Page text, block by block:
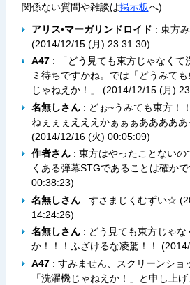
関係ない質問や雑談は掲示板へ)
アリス•マーガリンドロイド : 東方
(2014/12/15 (月) 23:31:30)
A47: 「どう見ても東方じゃなくて
ミ待ちですかね。では「どうみて
じゃねえか！」 (2014/12/15 (月)
名無しさん: どぉ~うみても東方！
ねぇぇぇえええかぁぁぁあああああ
(2014/12/16 (火) 00:05:09)
作者さん: 東方はやったことないの
くある弾幕STGであることは確か
00:38:23)
名無しさん: すさまじくむずい☆ (
14:24:26)
名無しさん: どう見ても東方じゃな
か！！！ふざけるな凌駕！！ (
A47: すみません、スクリーンショ
「洗濯機じゃねえか！」と申し上